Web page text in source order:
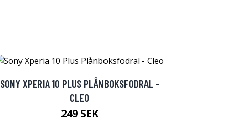
SONY XPERIA 10 PLUS PLÅNBOKSFODRAL -
CLEO
249 SEK